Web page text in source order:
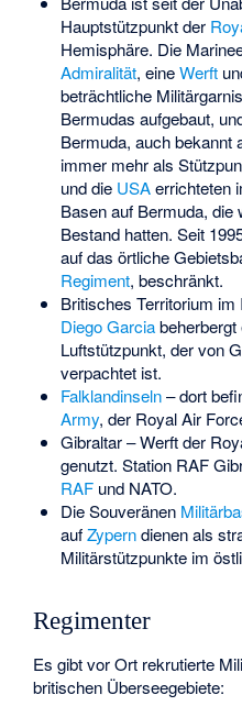
Hauptstützpunkt der
Hemisphäre. Die
Admiralität, eineWerft
beträchtliche
Bermudas aufgebaut,
Bermuda, auch bekannt
immer mehr als
und die USAerrichteten
Basen auf Bermuda, die
Bestand hatten. Seit
auf das örtliche
Regiment, beschränkt.
Britisches Territorium
Diego Garciabeherbergt
Luftstützpunkt, der von
verpachtet ist.
Falklandinseln– dort
Army, der Royal Air
Gibraltar – Werft der
genutzt. Station RAF
RAFund NATO.
Die Souveränen
aufZyperndienen als
Militärstützpunkte im
Regimenter
Es gibt vor Ort rekrutierte
britischen Überseegebiete: